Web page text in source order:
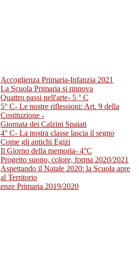
Accoglienza Primaria-Infanzia 2021
La Scuola Primaria si rinnova
Quattro passi nell'arte- 5 ° C
5° C- Le nostre riflessioni: Art. 9 della
Costituzione -
Giornata dei Calzini Spaiati
4° C- La nostra classe lascia il segno
Come gli antichi Egizi
Il Giorno della memoria- 4°C
Progetto suono, colore, forma 2020/2021
Aspettando il Natale 2020: la Scuola apre
al Territorio
Primaria 2019/2020